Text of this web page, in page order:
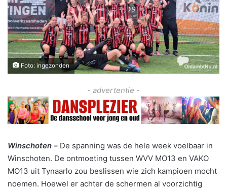
Foto: ingezonden
- advertentie -
Winschoten – De spanning was de hele week voelbaar in
Winschoten. De ontmoeting tussen WVV MO13 en VAKO
MO13 uit Tynaarlo zou beslissen wie zich kampioen mocht
noemen. Hoewel er achter de schermen al voorzichtig